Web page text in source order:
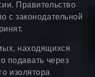
Правительство
с законодательной
находящихся
подавать через
изолятора